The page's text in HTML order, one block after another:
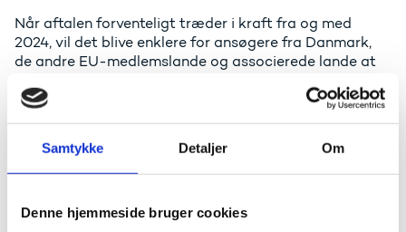
Samtykke Detaljer Om
Denne hjemmeside bruger cookies
Når aftalen forventeligt træder i kraft fra og med
2024, vil det blive enklere for ansøgere fra Danmark,
de andre EU-medlemslande og associerede lande at
virksomheder fra UK.
formelt er godkendt i Rådet vil UK fortsat være
underlagt den nuværende overgangsaftale. Det
fortsat vil stå for finansiering af de britiske partnere,